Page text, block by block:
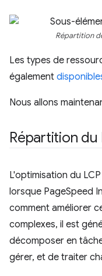
Répartition
Les types de
également
Nous allons
Répartition du
L'optimisation du
lorsque PageSpeed
comment améliorer
complexes, il est
décomposer en
gérer, et de traiter